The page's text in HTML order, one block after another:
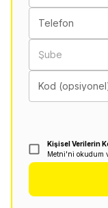
Telefon
Şube
Kod
Kişisel Verilerin
Metni'ni okudum